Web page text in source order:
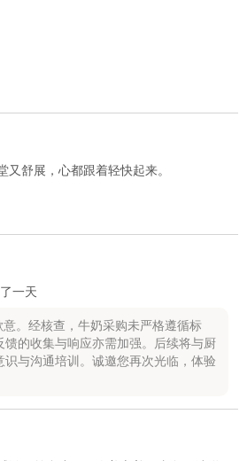
舒展，心都跟着轻快起来。
一天
。经核查，牛奶采购未严格遵循标
的收集与响应亦需加强。后续将与厨
与沟通培训。诚邀您再次光临，体验